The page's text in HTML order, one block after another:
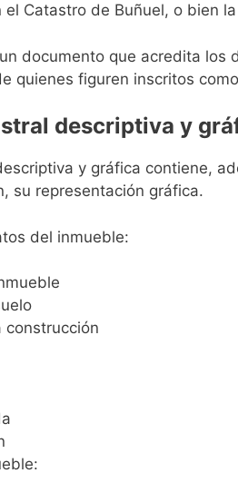
Catastro de Buñuel, o bien
documento que acredita
quienes figuren inscritos
descriptiva y
y gráfica contiene,
su representación gráfica.
del inmueble:
construcción